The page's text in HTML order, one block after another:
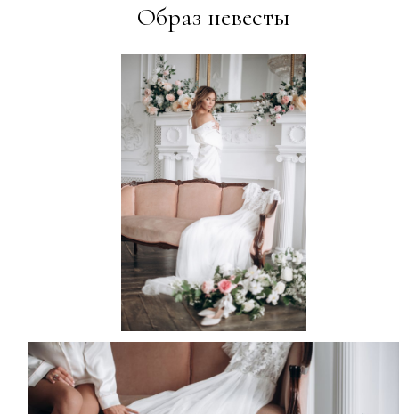
Образ невесты